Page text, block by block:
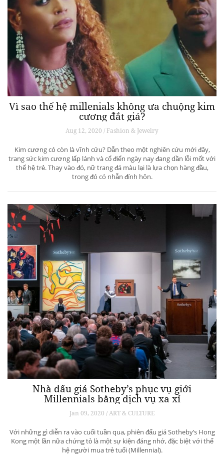
Vì sao thế hệ millenials không ưa chuộng kim
cương đắt giá?
Aug 12, 2020 / Fashion & Jewelry
Kim cương có còn là vĩnh cửu? Dẫn theo một nghiên cứu mới đây,
trang sức kim cương lấp lánh và cổ điển ngày nay đang dần lỗi mốt với
thế hệ trẻ. Thay vào đó, nữ trang đá màu lại là lựa chọn hàng đầu,
trong đó có nhẫn đính hôn.
Nhà đấu giá Sotheby’s phục vụ giới
Millennials bằng dịch vụ xa xỉ
Jan 09, 2020 / ART & CULTURE
Với những gì diễn ra vào cuối tuần qua, phiên đấu giá Sotheby’s Hong
Kong một lần nữa chứng tỏ là một sự kiện đáng nhớ, đặc biệt với thế
hệ người mua trẻ tuổi (Millennial).